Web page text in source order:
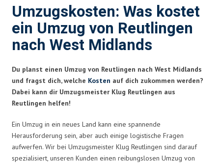
Umzugskosten: Was kostet
ein Umzug von Reutlingen
nach West Midlands
Du planst einen Umzug von Reutlingen nach West Midlands
und fragst dich, welche Kosten auf dich zukommen werden?
Dabei kann dir Umzugsmeister Klug Reutlingen aus
Reutlingen helfen!
Ein Umzug in ein neues Land kann eine spannende
Herausforderung sein, aber auch einige logistische Fragen
aufwerfen. Wir bei Umzugsmeister Klug Reutlingen sind darauf
spezialisiert, unseren Kunden einen reibungslosen Umzug von